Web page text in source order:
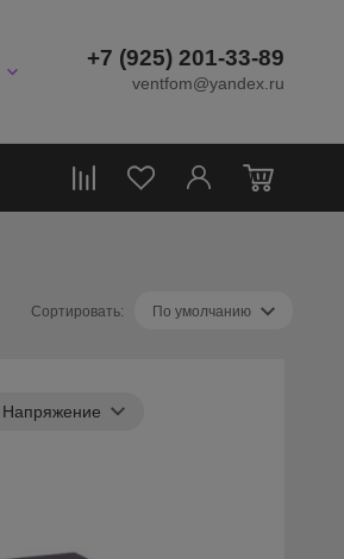
+7 (925) 201-33-89
ventfom@yandex.ru
0
Сортировать: По умолчанию
Напряжение